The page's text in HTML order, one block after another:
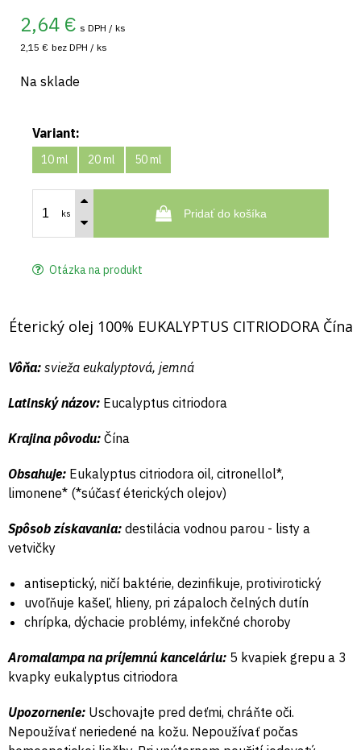
2,64 € s DPH / ks
2,15 € bez DPH / ks
Na sklade
Variant:
10 ml 20 ml 50 ml
ks Pridať do košíka
Otázka na produkt
Éterický olej 100% EUKALYPTUS CITRIODORA Čína
Vôňa: svieža eukalyptová, jemná
Latinský názov: Eucalyptus citriodora
Krajina pôvodu: Čína
Obsahuje: Eukalyptus citriodora oil, citronellol*,
limonene* (*súčasť éterických olejov)
Spôsob získavania: destilácia vodnou parou - listy a
vetvičky
antiseptický, ničí baktérie, dezinfikuje, protivirotický
uvoľňuje kašeľ, hlieny, pri zápaloch čelných dutín
chrípka, dýchacie problémy, infekčné choroby
Aromalampa na príjemnú kanceláriu: 5 kvapiek grepu a 3
kvapky eukalyptus citriodora
Upozornenie: Uschovajte pred deťmi, chráňte oči.
Nepoužívať neriedené na kožu. Nepoužívať počas